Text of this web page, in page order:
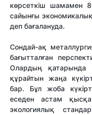
көрсеткіш шамамен
сайынғы
деп бағалануда.
Сондай-ақ
бағытталған
Олардың
құрайтын жаңа
бар. Бұл жоба
еседен астам
экологиялық